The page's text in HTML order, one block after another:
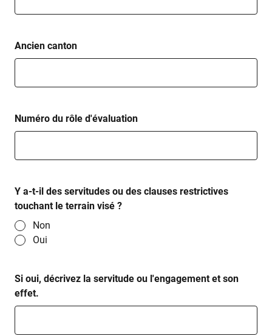
Ancien canton
Numéro du rôle d'évaluation
Y a-t-il des servitudes ou des clauses restrictives
touchant le terrain visé ?
Non
Oui
Si oui, décrivez la servitude ou l'engagement et son
effet.